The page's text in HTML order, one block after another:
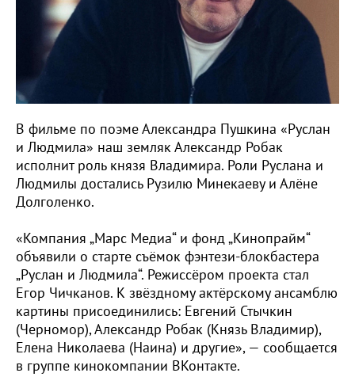
В фильме по поэме Александра Пушкина «Руслан
и Людмила» наш земляк Александр Робак
исполнит роль князя Владимира. Роли Руслана и
Людмилы достались Рузилю Минекаеву и Алёне
Долголенко.
«Компания „Марс Медиа“ и фонд „Кинопрайм“
объявили о старте съёмок фэнтези-блокбастера
„Руслан и Людмила“. Режиссёром проекта стал
Егор Чичканов. К звёздному актёрскому ансамблю
картины присоединились: Евгений Стычкин
(Черномор), Александр Робак (Князь Владимир),
Елена Николаева (Наина) и другие», — сообщается
в группе кинокомпании ВКонтакте.